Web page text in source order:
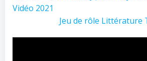
Vidéo 2021
Jeu de rôle Littérature